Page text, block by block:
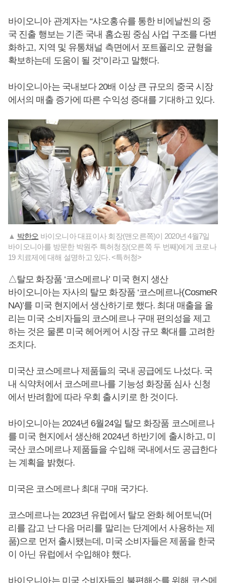
바이오니아 관계자는 “샤오홍슈를 통한 비에날씬의 중
국 진출 행보는 기존 국내 홈쇼핑 중심 사업 구조를 다변
화하고, 지역 및 유통채널 측면에서 포트폴리오 균형을
확보하는데 도움이 될 것”이라고 말했다.
바이오니아는 국내보다 20배 이상 큰 규모의 중국 시장
에서의 매출 증가에 따른 수익성 증대를 기대하고 있다.
▲ 박한오 바이오니아 대표이사 회장(맨오른쪽)이 2020년 4월7일
바이오니아를 방문한 박원주 특허청장(오른쪽 두 번째)에게 코로나
19 치료제에 대해 설명하고 있다. <특허청>
△탈모 화장품 ‘코스메르나’ 미국 현지 생산
바이오니아는 자사의 탈모 화장품 ‘코스메르나(CosmeR
NA)’를 미국 현지에서 생산하기로 했다. 최대 매출을 올
리는 미국 소비자들의 코스메르나 구매 편의성을 제고
하는 것은 물론 미국 헤어케어 시장 규모 확대를 고려한
조치다.
미국산 코스메르나 제품들의 국내 공급에도 나섰다. 국
내 식약처에서 코스메르나를 기능성 화장품 심사 신청
에서 반려함에 따라 우회 출시키로 한 것이다.
바이오니아는 2024년 6월24일 탈모 화장품 코스메르나
를 미국 현지에서 생산해 2024년 하반기에 출시하고, 미
국산 코스메르나 제품들을 수입해 국내에서도 공급한다
는 계획을 밝혔다.
미국은 코스메르나 최대 구매 국가다.
코스메르나는 2023년 유럽에서 탈모 완화 헤어토닉(머
리를 감고 난 다음 머리를 말리는 단계에서 사용하는 제
품)으로 먼저 출시됐는데, 미국 소비자들은 제품을 한국
이 아닌 유럽에서 수입해야 했다.
바이오니아는 미국 소비자들의 불편해소를 위해 코스메